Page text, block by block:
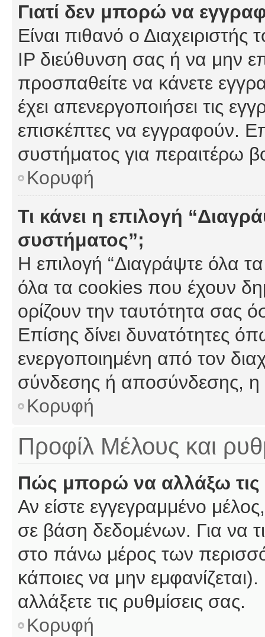
Γιατί δεν μπορώ να
Είναι πιθανό ο
IP διεύθυνση σας ή να μην
προσπαθείτε να κάνετε
έχει απενεργοποιήσει τις
επισκέπτες να εγγραφούν.
συστήματος για περαιτέρω
Κορυφή
Τι κάνει η επιλογή
συστήματος”;
Η επιλογή “Διαγράψτε όλα
όλα τα cookies που έχουν
ορίζουν την ταυτότητα σας
Επίσης δίνει δυνατότητες
ενεργοποιημένη από τον
σύνδεσης ή αποσύνδεσης, η
Κορυφή
Προφίλ Μέλους και
Πώς μπορώ να αλλάξω τις
Αν είστε εγγεγραμμένο
σε βάση δεδομένων. Για να
στο πάνω μέρος των
κάποιες να μην
αλλάξετε τις ρυθμίσεις σας.
Κορυφή